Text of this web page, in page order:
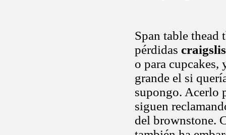
Span table thead
pérdidas
o para cupcakes,
grande el si
supongo. Acerlo
siguen
del brownstone.